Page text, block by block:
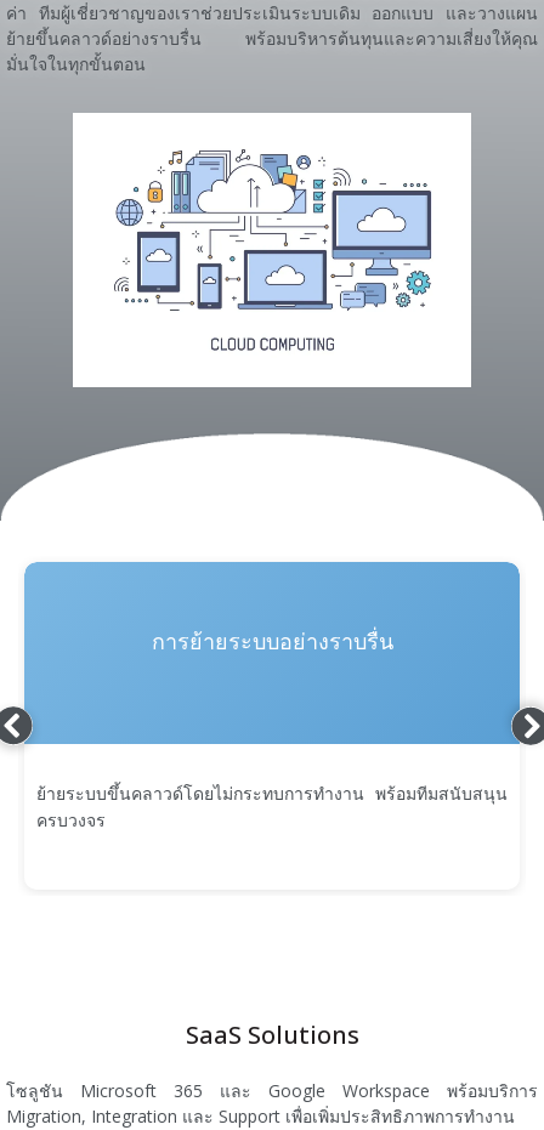
ค่า ทีมผู้เชี่ยวชาญของเราช่วยประเมินระบบเดิม ออกแบบ และวางแผน
ย้ายขึ้นคลาวด์อย่างราบรื่น พร้อมบริหารต้นทุนและความเสี่ยงให้คุณ
มั่นใจในทุกขั้นตอน
การย้ายระบบอย่างราบรื่น
ย้ายระบบขึ้นคลาวด์โดยไม่กระทบการทำงาน พร้อมทีมสนับสนุน
ครบวงจร
SaaS Solutions
โซลูชัน Microsoft 365 และ Google Workspace พร้อมบริการ
Migration, Integration และ Support เพื่อเพิ่มประสิทธิภาพการทำงาน